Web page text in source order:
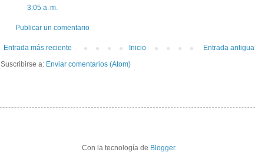
3:05 a. m.
Publicar un comentario
Entrada más reciente Entrada antigua
Inicio
Suscribirse a: Enviar comentarios (Atom)
Con la tecnología de Blogger.